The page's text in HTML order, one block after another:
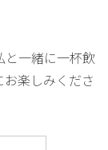
と一緒に一杯飲
楽しみくださ